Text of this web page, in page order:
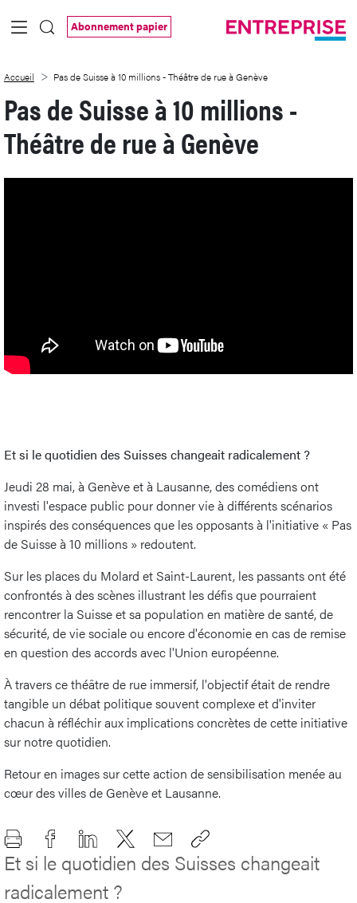
Saut au contenu principal
Abonnement papier
Accueil Pas de Suisse à 10 millions - Théâtre de rue à Genève
Pas de Suisse à 10 millions -
Théâtre de rue à Genève
Et si le quotidien des Suisses changeait radicalement ?
Jeudi 28 mai, à Genève et à Lausanne, des comédiens ont
investi l'espace public pour donner vie à différents scénarios
inspirés des conséquences que les opposants à l'initiative « Pas
de Suisse à 10 millions » redoutent.
Sur les places du Molard et Saint-Laurent, les passants ont été
confrontés à des scènes illustrant les défis que pourraient
rencontrer la Suisse et sa population en matière de santé, de
sécurité, de vie sociale ou encore d'économie en cas de remise
en question des accords avec l'Union européenne.
À travers ce théâtre de rue immersif, l'objectif était de rendre
tangible un débat politique souvent complexe et d'inviter
chacun à réfléchir aux implications concrètes de cette initiative
sur notre quotidien.
Retour en images sur cette action de sensibilisation menée au
cœur des villes de Genève et Lausanne.
Et si le quotidien des Suisses changeait
radicalement ?